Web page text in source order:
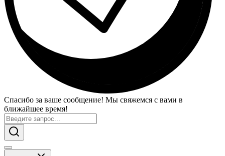
Спасибо за ваше сообщение! Мы свяжемся с вами в
ближайшее время!